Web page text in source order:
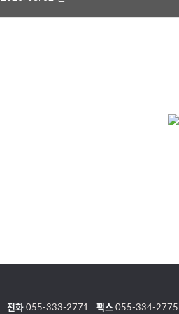
전화 055-333-2771 팩스 055-334-2775